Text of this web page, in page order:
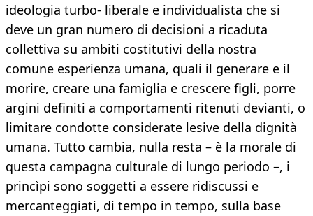
ideologia turbo- liberale e individualista che si
deve un gran numero di decisioni a ricaduta
collettiva su ambiti costitutivi della nostra
comune esperienza umana, quali il generare e il
morire, creare una famiglia e crescere figli, porre
argini definiti a comportamenti ritenuti devianti, o
limitare condotte considerate lesive della dignità
umana. Tutto cambia, nulla resta – è la morale di
questa campagna culturale di lungo periodo –, i
princìpi sono soggetti a essere ridiscussi e
mercanteggiati, di tempo in tempo, sulla base